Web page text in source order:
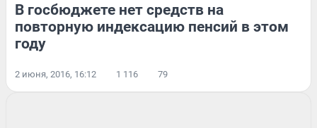
В госбюджете нет средств на
повторную индексацию пенсий в этом
году
2 июня, 2016, 16:12 1 116 79